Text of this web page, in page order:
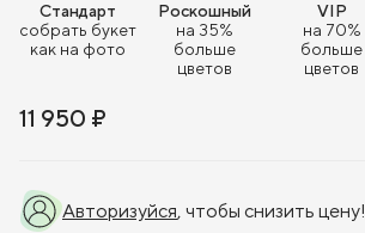
Стандарт
собрать букет
как на фото
Роскошный
на 35%
больше
цветов
VIP
на 70%
больше
цветов
11 950 ₽
Авторизуйся, чтобы снизить цену!